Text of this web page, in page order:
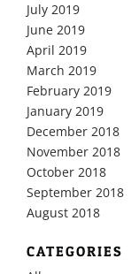
July 2019
June 2019
April 2019
March 2019
February 2019
January 2019
December 2018
November 2018
October 2018
September 2018
August 2018
CATEGORIES